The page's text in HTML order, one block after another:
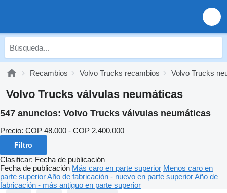
Recambios Volvo Trucks recambios Volvo Trucks
Volvo Trucks válvulas neumáticas
547 anuncios: Volvo Trucks válvulas neumáticas
Precio: COP 48.000 - COP 2.400.000
Filtro
Clasificar: Fecha de publicación
Fecha de publicación Más caro en parte superior Menos caro en
parte superiorAño de fabricación - nuevo en parte superiorAño de
fabricación - más antiguo en parte superior